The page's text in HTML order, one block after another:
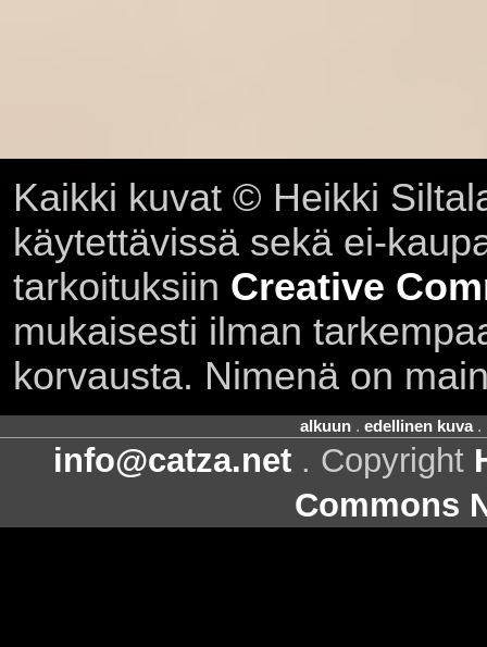
Kaikki kuvat © Heikki
käytettävissä sekä ei-
tarkoituksiin Creative
mukaisesti ilman
korvausta. Nimenä on
alkuun. edellinen kuva.
info@catza.net . Copyright
Commons